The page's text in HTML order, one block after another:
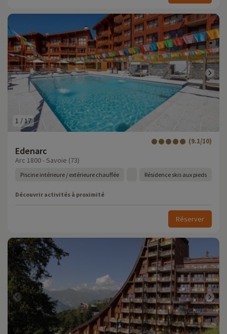
1 /17
Edenarc
(9.1/10)
Arc 1800 - Savoie (73)
Piscine intérieure / extérieure chauffée Résidence skis aux pieds
Découvrir activités à proximité
Réserver